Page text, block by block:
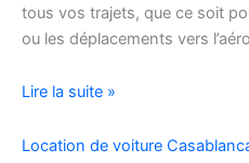
tous vos trajets, que ce soit
ou les déplacements vers
Location
voiture
Lire la suite »
Location de voiture